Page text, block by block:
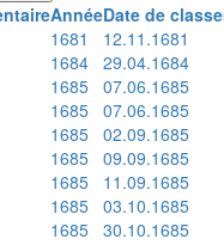
AnnéeDate de
1681 12.11.1681
1684 29.04.1684
1685 07.06.1685
1685 07.06.1685
1685 02.09.1685
1685 09.09.1685
1685 11.09.1685
1685 03.10.1685
1685 30.10.1685